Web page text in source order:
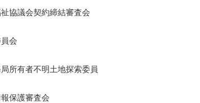
協議会契約締結審査会
会
所有者不明土地探索委員
保護審査会